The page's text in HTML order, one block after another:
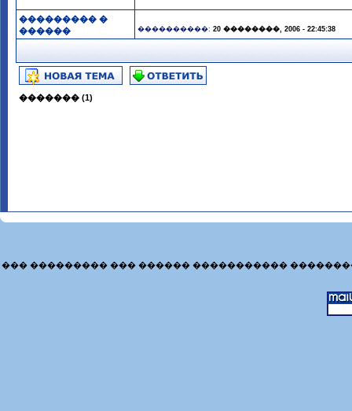
��������� �
������
����������: 20 ��������, 2006 - 22:45:38
������� (1)
��� ��������� ��� ������ �����������